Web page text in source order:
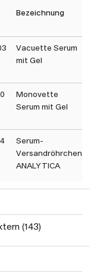
Bezeichnung
Vacuette Serum
mit Gel
Monovette
Serum mit Gel
Serum-
Versandröhrchen
ANALYTICA
(143)